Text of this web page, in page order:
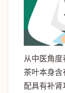
从中医角度
茶叶本身
配具有补